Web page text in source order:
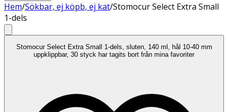
Hem/Sökbar, ej köpb, ej kat/Stomocur Select Extra Small
1-dels
Stomocur Select Extra Small 1-dels, sluten, 140 ml, hål 10-40 mm
uppklippbar, 30 styck har tagits bort från mina favoriter